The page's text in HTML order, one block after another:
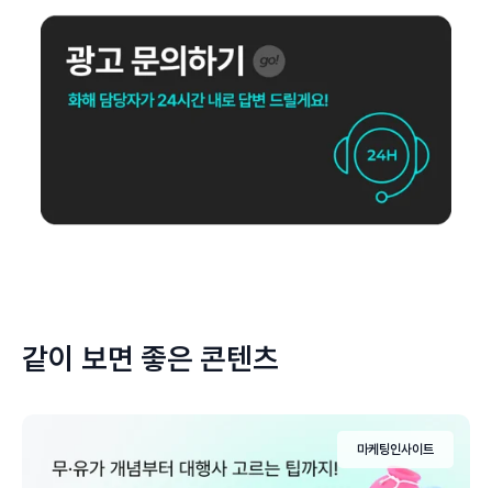
같이 보면 좋은 콘텐츠
마케팅인사이트